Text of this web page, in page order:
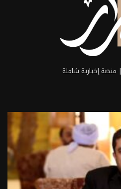
| منصة إخبارية شاملة